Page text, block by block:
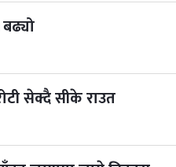
सेक्दै सीके राउत